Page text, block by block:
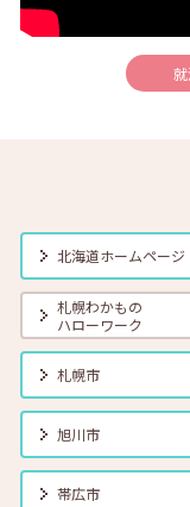
【帯広・対面】11月10
きれいな字を書く法則～
【北見・対面】11月11
2025年11月01日(土)
【函館・対面】11月12
～よりよい人間関係の
2025年11月01日(土)
【釧路・対面】11月
【オンライン】11月14
14:00～14:30
北海道ホームページ
札幌わかもの
ハローワーク
札幌市
旭川市
帯広市